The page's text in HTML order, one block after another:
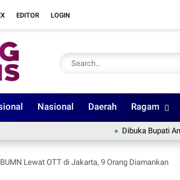
EDITOR LOGIN
Nasional Daerah Ragam
Dibuka Bupati Andi
Lewat OTT di Jakarta, 9 Orang Diamankan